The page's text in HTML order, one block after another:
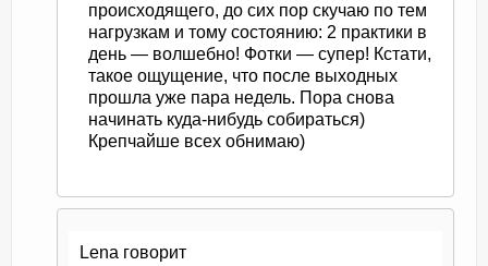
происходящего, до сих пор скучаю по тем
нагрузкам и тому состоянию: 2 практики в
день — волшебно! Фотки — супер! Кстати,
такое ощущение, что после выходных
прошла уже пара недель. Пора снова
начинать куда-нибудь собираться)
Крепчайше всех обнимаю)
Lena говорит